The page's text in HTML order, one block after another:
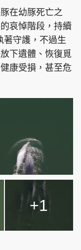
在幼豚死亡之
哀悼階段，持續
著守護，不過生
下遺體、恢復覓
康受損，甚至危
+1